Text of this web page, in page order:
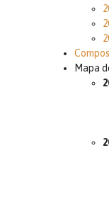
Mapa